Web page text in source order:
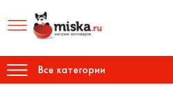
Все категории